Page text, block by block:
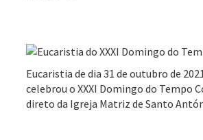
Eucaristia de dia 31 de outubro de
celebrou o XXXI Domingo do Tempo
direto da Igreja Matriz de Santo